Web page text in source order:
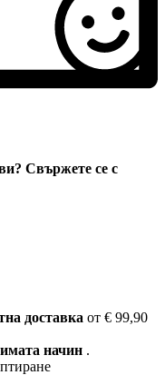
Свържете се с
доставка от € 99,90
начин .